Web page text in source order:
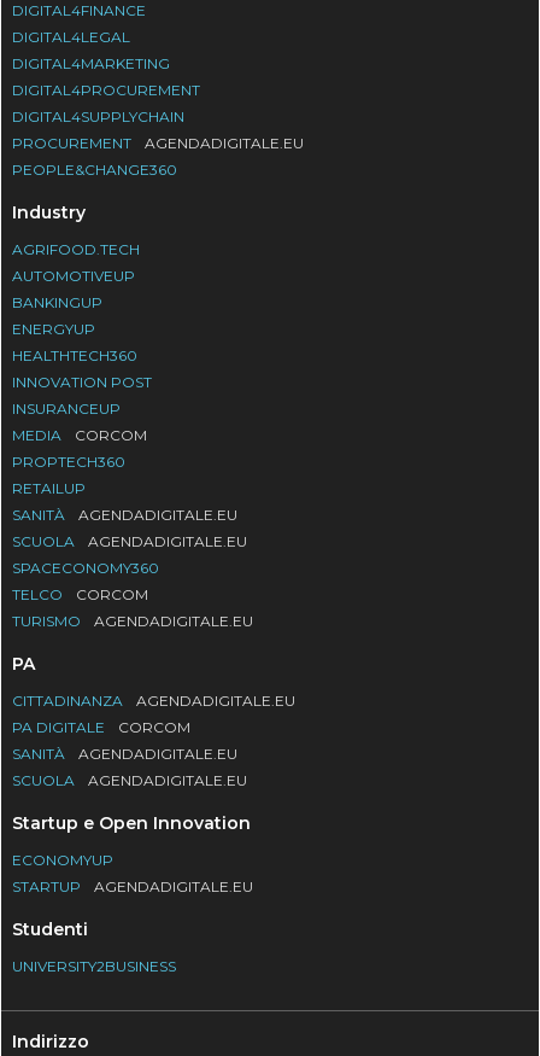
DIGITAL4FINANCE
DIGITAL4LEGAL
DIGITAL4MARKETING
DIGITAL4PROCUREMENT
DIGITAL4SUPPLYCHAIN
PROCUREMENT
AGENDADIGITALE.EU
PEOPLE&CHANGE360
Industry
AGRIFOOD.TECH
AUTOMOTIVEUP
BANKINGUP
ENERGYUP
HEALTHTECH360
INNOVATION POST
INSURANCEUP
MEDIA
CORCOM
PROPTECH360
RETAILUP
SANITÀ
AGENDADIGITALE.EU
SCUOLA
AGENDADIGITALE.EU
SPACECONOMY360
TELCO
CORCOM
TURISMO
AGENDADIGITALE.EU
PA
CITTADINANZA
AGENDADIGITALE.EU
PA DIGITALE
CORCOM
SANITÀ
AGENDADIGITALE.EU
SCUOLA
AGENDADIGITALE.EU
Startup e Open Innovation
ECONOMYUP
STARTUP
AGENDADIGITALE.EU
Studenti
UNIVERSITY2BUSINESS
Indirizzo